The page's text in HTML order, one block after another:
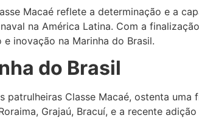
Macaé reflete a determinação e a
na América Latina. Com a
inovação na Marinha do Brasil.
do Brasil
patrulheiras Classe Macaé, ostenta
Grajaú, Bracuí, e a recente